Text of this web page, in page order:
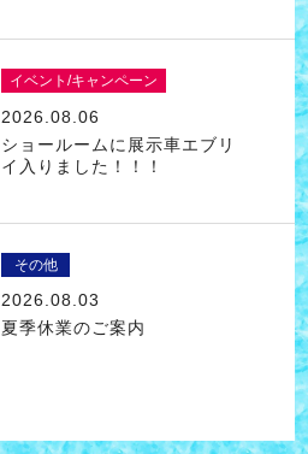
イベント/キャンペーン
2026.08.06
ショールームに展示車エブリ
イ入りました！！！
その他
2026.08.03
夏季休業のご案内